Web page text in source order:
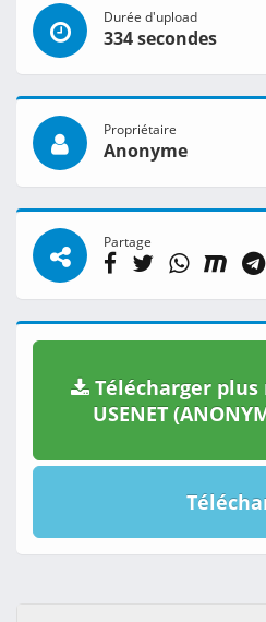
Durée d'upload
334 secondes
Propriétaire
Anonyme
Partage
Télécharger
USENET